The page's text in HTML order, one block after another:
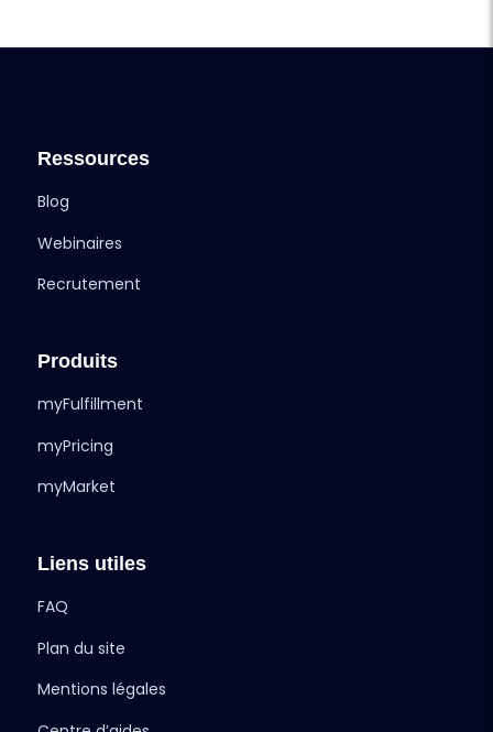
Ressources
Blog
Webinaires
Recrutement
Produits
myFulfillment
myPricing
myMarket
Liens utiles
FAQ
Plan du site
Mentions légales